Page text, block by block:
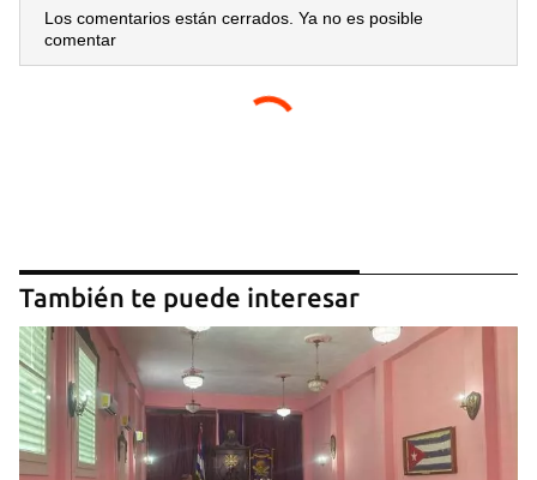
Los comentarios están cerrados. Ya no es posible
comentar
También te puede interesar